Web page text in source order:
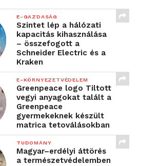
E-GAZDASÁG
Szintet lép a hálózati
kapacitás kihasználása
– összefogott a
Schneider Electric és a
Kraken
E-KÖRNYEZETVÉDELEM
Greenpeace logo Tiltott
vegyi anyagokat talált a
Greenpeace
gyermekeknek készült
matrica tetoválásokban
TUDOMÁNY
Magyar–erdélyi áttörés
a természetvédelemben